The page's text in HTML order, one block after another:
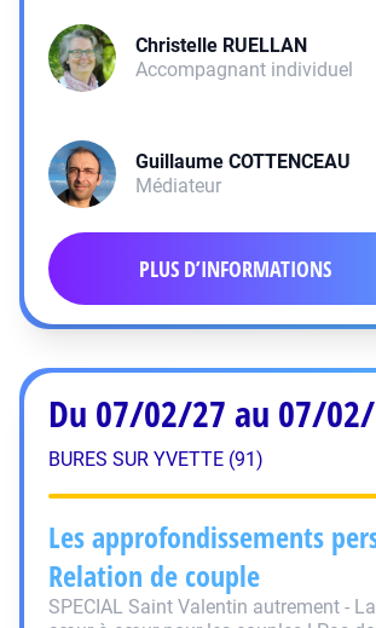
Christelle RUELLAN
Accompagnant individuel
Guillaume COTTENCEAU
Médiateur
PLUS D’INFORMATIONS
Du 07/02/27 au 07/
BURES SUR YVETTE (91)
Les approfondissements
Relation de couple
SPECIAL Saint Valentin autrement -